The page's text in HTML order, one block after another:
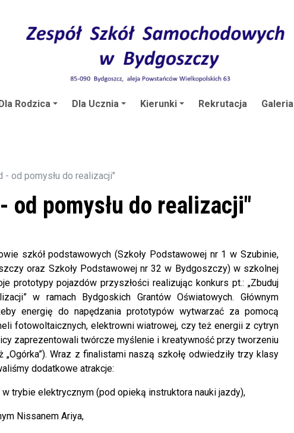
Rodzica Dla Ucznia Kierunki Rekrutacja Galeria
- od pomysłu do realizacji"
od pomysłu do realizacji"
szkół podstawowych (Szkoły Podstawowej nr 1 w Szubinie,
oraz Szkoły Podstawowej nr 32 w Bydgoszczy) w szkolnej
prototypy pojazdów przyszłości realizując konkurs pt.: „Zbuduj
w ramach Bydgoskich Grantów Oświatowych. Głównym
energię do napędzania prototypów wytwarzać za pomocą
fotowoltaicznych, elektrowni wiatrowej, czy też energii z cytryn
zaprezentowali twórcze myślenie i kreatywność przy tworzeniu
„Ogórka”). Wraz z finalistami naszą szkołę odwiedziły trzy klasy
dodatkowe atrakcje:
trybie elektrycznym (pod opieką instruktora nauki jazdy),
Nissanem Ariya,